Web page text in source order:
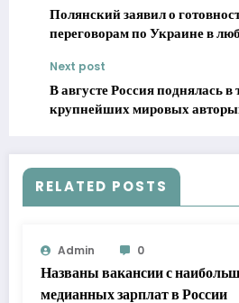
Полянский заявил о
переговорам по Украине в
Next post
В августе Россия поднялась
крупнейших мировых
RELATED POSTS
Admin 0
Названы вакансии с
медианных зарплат в России